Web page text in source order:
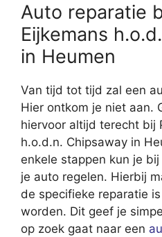
Auto reparatie
Eijkemans
in Heumen
Van tijd tot tijd zal een
Hier ontkom je niet aan.
hiervoor altijd terecht bij
h.o.d.n. Chipsaway in
enkele stappen kun je
je auto regelen. Hierbij
de specifieke reparatie
worden. Dit geef je
op zoek gaat naar een